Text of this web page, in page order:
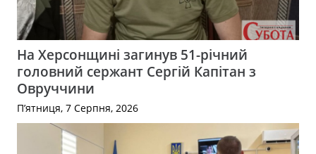
На Херсонщині загинув 51-річний
головний сержант Сергій Капітан з
Овруччини
П’ятниця, 7 Серпня, 2026